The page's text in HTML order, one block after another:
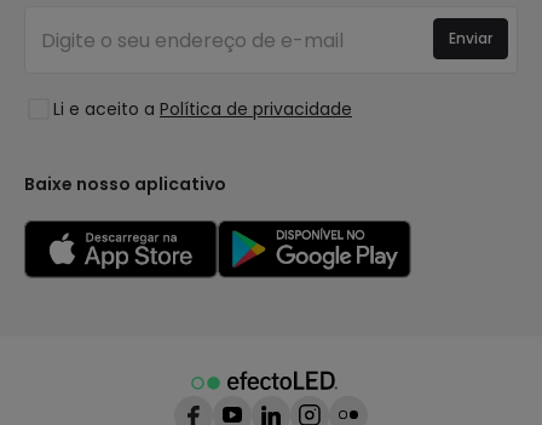
Iluminação para empresas
Espaços
Coleções
Li e aceito a Política de privacidade
Enviar
Baixe nosso aplicativo